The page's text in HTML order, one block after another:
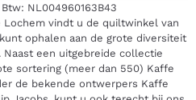
NL004960163B43
vindt u de quiltwinkel van
ophalen aan de grote diversiteit
een uitgebreide collectie
sortering (meer dan 550) Kaffe
de bekende ontwerpers Kaffe